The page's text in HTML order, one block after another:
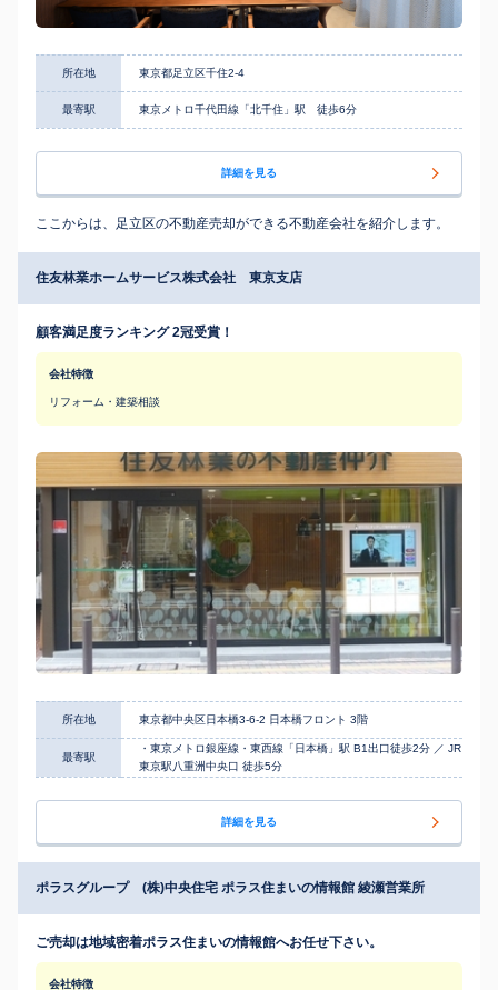
所在地 東京都足立区千住2-4
最寄駅 東京メトロ千代田線「北千住」駅 徒歩6分
詳細を見る
ここからは、足立区の不動産売却ができる不動産会社を紹介します。
住友林業ホームサービス株式会社 東京支店
顧客満足度ランキング 2冠受賞！
会社特徴
リフォーム・建築相談
所在地 東京都中央区日本橋3-6-2 日本橋フロント 3階
最寄駅
・東京メトロ銀座線・東西線「日本橋」駅 B1出口徒歩2分 ／ JR
東京駅八重洲中央口 徒歩5分
詳細を見る
ポラスグループ (株)中央住宅 ポラス住まいの情報館 綾瀬営業所
ご売却は地域密着ポラス住まいの情報館へお任せ下さい。
会社特徴